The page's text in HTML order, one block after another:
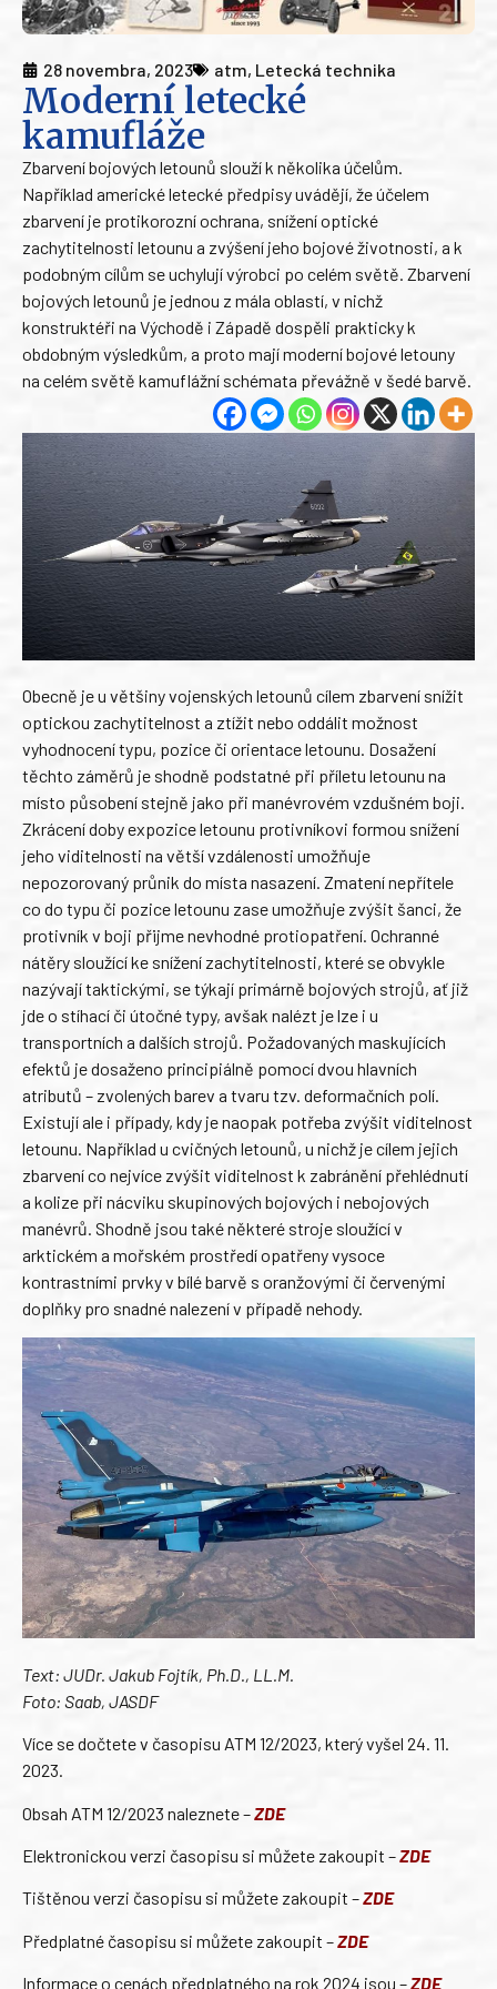
28 novembra, 2023 atm, Letecká technika
Moderní letecké
kamufláže
Zbarvení bojových letounů slouží k několika účelům.
Například americké letecké předpisy uvádějí, že účelem
zbarvení je protikorozní ochrana, snížení optické
zachytitelnosti letounu a zvýšení jeho bojové životnosti, a k
podobným cílům se uchylují výrobci po celém světě. Zbarvení
bojových letounů je jednou z mála oblastí, v nichž
konstruktéři na Východě i Západě dospěli prakticky k
obdobným výsledkům, a proto mají moderní bojové letouny
na celém světě kamuflážní schémata převážně v šedé barvě.
Obecně je u většiny vojenských letounů cílem zbarvení snížit
optickou zachytitelnost a ztížit nebo oddálit možnost
vyhodnocení typu, pozice či orientace letounu. Dosažení
těchto záměrů je shodně podstatné při příletu letounu na
místo působení stejně jako při manévrovém vzdušném boji.
Zkrácení doby expozice letounu protivníkovi formou snížení
jeho viditelnosti na větší vzdálenosti umožňuje
nepozorovaný průnik do místa nasazení. Zmatení nepřítele
co do typu či pozice letounu zase umožňuje zvýšit šanci, že
protivník v boji přijme nevhodné protiopatření. Ochranné
nátěry sloužící ke snížení zachytitelnosti, které se obvykle
nazývají taktickými, se týkají primárně bojových strojů, ať již
jde o stíhací či útočné typy, avšak nalézt je lze i u
transportních a dalších strojů. Požadovaných maskujících
efektů je dosaženo principiálně pomocí dvou hlavních
atributů – zvolených barev a tvaru tzv. deformačních polí.
Existují ale i případy, kdy je naopak potřeba zvýšit viditelnost
letounu. Například u cvičných letounů, u nichž je cílem jejich
zbarvení co nejvíce zvýšit viditelnost k zabránění přehlédnutí
a kolize při nácviku skupinových bojových i nebojových
manévrů. Shodně jsou také některé stroje sloužící v
arktickém a mořském prostředí opatřeny vysoce
kontrastními prvky v bílé barvě s oranžovými či červenými
doplňky pro snadné nalezení v případě nehody.
Text: JUDr. Jakub Fojtík, Ph.D., LL.M.
Foto: Saab, JASDF
Více se dočtete v časopisu ATM 12/2023, který vyšel 24. 11.
2023.
Obsah ATM 12/2023 naleznete –ZDE
Elektronickou verzi časopisu si můžete zakoupit –ZDE
Tištěnou verzi časopisu si můžete zakoupit –ZDE
Předplatné časopisu si můžete zakoupit –ZDE
Informace o cenách předplatného na rok 2024 jsou –ZDE